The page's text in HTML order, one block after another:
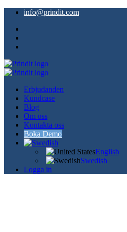
info@prindit.com
Erbjudanden
Kundcase
Blog
Om oss
Kontakta oss
Boka Demo
English
Swedish
Logga in